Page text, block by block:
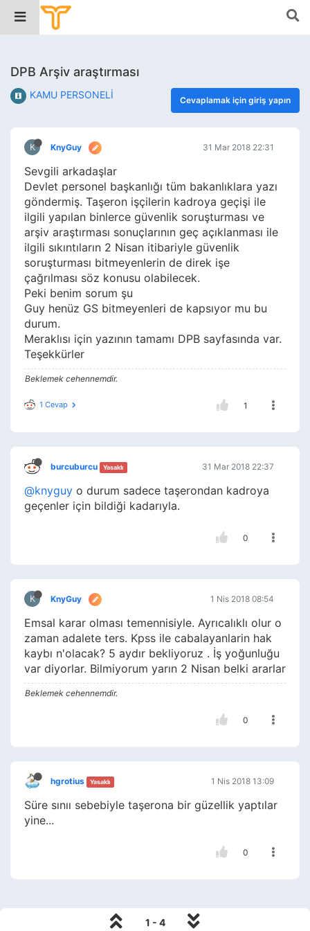
DPB Arşiv araştırması
KAMU PERSONELİ Cevaplamak için giriş yapın
K KnyGuy 31 Mar 2018 22:31
Sevgili arkadaşlar
Devlet personel başkanlığı tüm bakanlıklara yazı
göndermiş. Taşeron işçilerin kadroya geçişi ile
ilgili yapılan binlerce güvenlik soruşturması ve
arşiv araştırması sonuçlarının geç açıklanması ile
ilgili sıkıntıların 2 Nisan itibariyle güvenlik
soruşturması bitmeyenlerin de direk işe
çağrılması söz konusu olabilecek.
Peki benim sorum şu
Guy henüz GS bitmeyenleri de kapsıyor mu bu
durum.
Meraklısı için yazının tamamı DPB sayfasında var.
Teşekkürler
Beklemek cehennemdir.
1 Cevap 1
burcuburcu Yasaklı 31 Mar 2018 22:37
@knyguy o durum sadece taşerondan kadroya
geçenler için bildiği kadarıyla.
0
K KnyGuy 1 Nis 2018 08:54
Emsal karar olması temennisiyle. Ayrıcalıklı olur o
zaman adalete ters. Kpss ile cabalayanlarin hak
kaybı n'olacak? 5 aydır bekliyoruz . İş yoğunluğu
var diyorlar. Bilmiyorum yarın 2 Nisan belki ararlar
Beklemek cehennemdir.
0
hgrotius Yasaklı 1 Nis 2018 13:09
Süre sınıı sebebiyle taşerona bir güzellik yaptılar
yine...
0
1 - 4